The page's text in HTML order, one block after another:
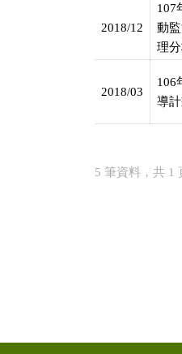
2018/12
107
動
理
2018/03
106
導
5 筆資料，共 1